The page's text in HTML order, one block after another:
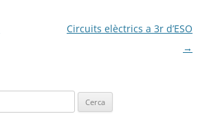
Circuits elèctrics a 3r d’ESO
→